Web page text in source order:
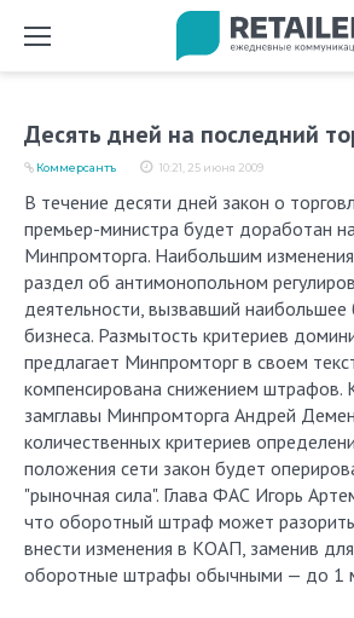
Десять дней на последний
10:21, 25 июня 2009
Коммерсантъ
В течение десяти дней закон о торговле по решению
премьер-министра будет доработан
Минпромторга. Наибольшим
раздел об антимонопольном
деятельности, вызвавший наибольшее
бизнеса. Размытость критериев
предлагает Минпромторг в своем
компенсирована снижением штрафов.
замглавы Минпромторга Андрей
количественных критериев
положения сети закон будет
"рыночная сила". Глава ФАС Игорь
что оборотный штраф может
внести изменения в КОАП, заменив
оборотные штрафы обычными — до 1